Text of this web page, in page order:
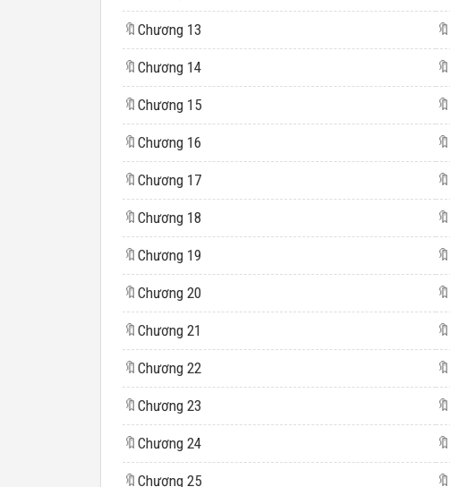
🔖 Chương 13
🔖 Chương 14
🔖 Chương 15
🔖 Chương 16
🔖 Chương 17
🔖 Chương 18
🔖 Chương 19
🔖 Chương 20
🔖 Chương 21
🔖 Chương 22
🔖 Chương 23
🔖 Chương 24
🔖 Chương 25
🔖
🔖
🔖
🔖
🔖
🔖
🔖
🔖
🔖
🔖
🔖
🔖
🔖